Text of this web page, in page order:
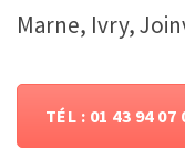
Marne, Ivry,
TÉL : 01 43 94 07